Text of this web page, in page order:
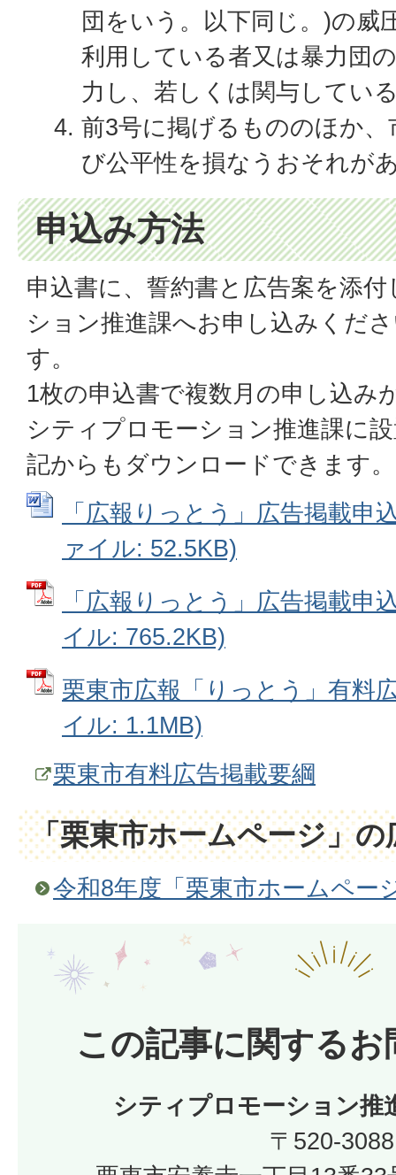
団をいう。以下同じ。)の威
利用している者又は暴力団
力し、若しくは関与してい
前3号に掲げるもののほか
び公平性を損なうおそれが
申込み方法
申込書に、誓約書と広告案を添
ション推進課へお申し込みくだ
す。
1枚の申込書で複数月の申し込み
シティプロモーション推進課に
記からもダウンロードできます。
「広報りっとう」広告掲載申
ァイル: 52.5KB)
「広報りっとう」広告掲載申
イル: 765.2KB)
栗東市広報「りっとう」有料
イル: 1.1MB)
栗東市有料広告掲載要綱
「栗東市ホームページ」の
令和8年度「栗東市ホームペー
この記事に関するお
シティプロモーション推
〒520-3088